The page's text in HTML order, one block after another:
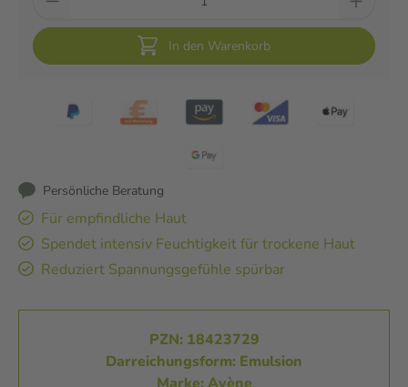
In den Warenkorb
Persönliche Beratung
Für empfindliche Haut
Spendet intensiv Feuchtigkeit für trockene Haut
Reduziert Spannungsgefühle spürbar
PZN: 18423729
Darreichungsform: Emulsion